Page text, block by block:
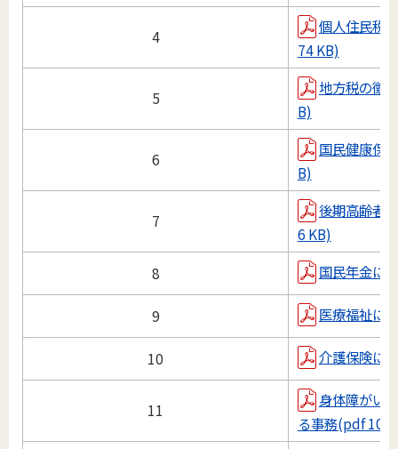
4
個人住民税
74 KB)
5
地方税の徴
B)
6
国民健康保
B)
7
後期高齢者
6 KB)
8
国民年金に
9 医療福祉に
10 介護保険に
11
身体障がい
る事務(pdf 104